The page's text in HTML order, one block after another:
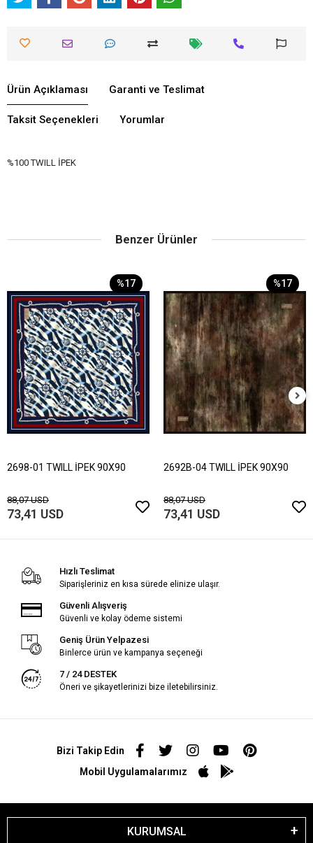
Ürün Açıklaması Garanti ve Teslimat
Taksit Seçenekleri Yorumlar
%100 TWILL İPEK
Benzer Ürünler
%17
2698-01 TWILL İPEK 90X90
88,07 USD
73,41 USD
%17
2692B-04 TWILL İPEK 90X90
88,07 USD
73,41 USD
Hızlı Teslimat
Siparişleriniz en kısa sürede elinize ulaşır.
Güvenli Alışveriş
Güvenli ve kolay ödeme sistemi
Geniş Ürün Yelpazesi
Binlerce ürün ve kampanya seçeneği
7 / 24 DESTEK
Öneri ve şikayetlerinizi bize iletebilirsiniz.
Bizi Takip Edin
Mobil Uygulamalarımız
KURUMSAL